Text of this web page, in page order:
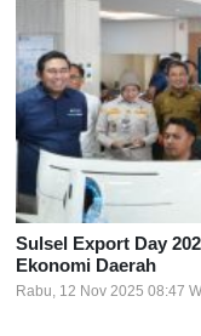
Sulsel Export Day
Ekonomi Daerah
Rabu, 12 Nov 2025 08:47